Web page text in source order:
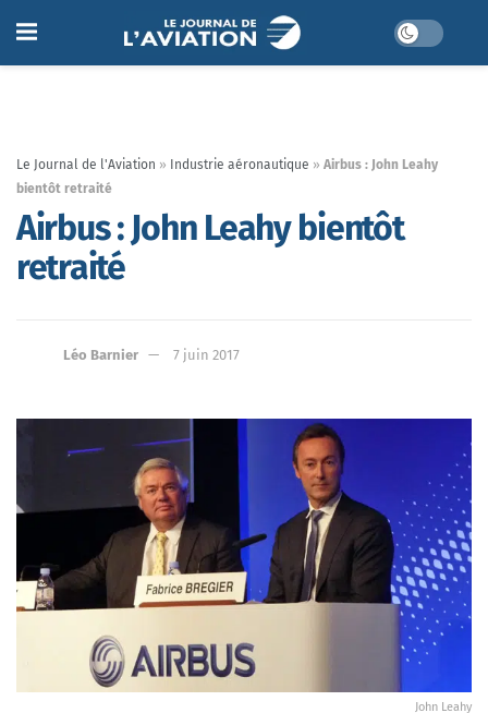
Le Journal de l'Aviation » Industrie aéronautique » Airbus : John Leahy
bientôt retraité
Airbus : John Leahy bientôt
retraité
Léo Barnier 7 juin 2017
John Leahy